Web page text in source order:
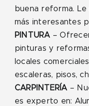
buena reforma.
más interesantes
PINTURA –
pinturas y
locales
escaleras, pisos,
CARPINTERÍA –
es experto en: